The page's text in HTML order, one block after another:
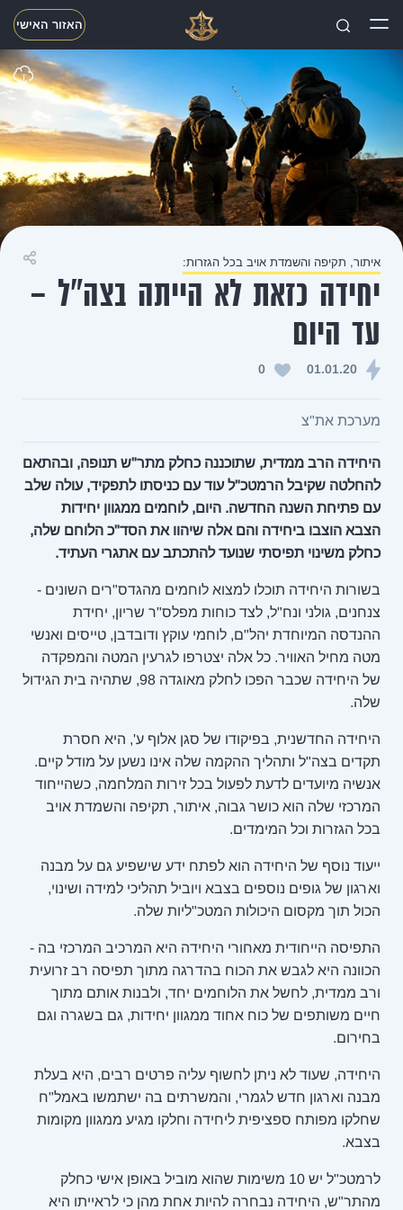
חפשו האזור האישי
איתור, תקיפה והשמדת אויב בכל הגזרות:
יחידה כזאת לא הייתה בצה"ל -
עד היום
01.01.20
0
מערכת את"צ
היחידה הרב ממדית, שתוכננה כחלק מתר"ש תנופה, ובהתאם
להחלטה שקיבל הרמטכ"ל עוד עם כניסתו לתפקיד, עולה שלב
עם פתיחת השנה החדשה. היום, לוחמים ממגוון יחידות
הצבא הוצבו ביחידה והם אלה שיהוו את הסד"כ הלוחם שלה,
כחלק משינוי תפיסתי שנועד להתכתב עם אתגרי העתיד.
בשורות היחידה תוכלו למצוא לוחמים מהגדס"רים השונים -
צנחנים, גולני ונח"ל, לצד כוחות מפלס"ר שריון, יחידת
ההנדסה המיוחדת יהל"ם, לוחמי עוקץ ודובדבן, טייסים ואנשי
מטה מחיל האוויר. כל אלה יצטרפו לגרעין המטה והמפקדה
של היחידה שכבר הפכו לחלק מאוגדה 98, שתהיה בית הגידול
שלה.
היחידה החדשנית, בפיקודו של סגן אלוף ע', היא חסרת
תקדים בצה"ל ותהליך ההקמה שלה אינו נשען על מודל קיים.
אנשיה מיועדים לדעת לפעול בכל זירות המלחמה, כשהייחוד
המרכזי שלה הוא כושר גבוה, איתור, תקיפה והשמדת אויב
בכל הגזרות וכל המימדים.
ייעוד נוסף של היחידה הוא לפתח ידע שישפיע גם על מבנה
וארגון של גופים נוספים בצבא ויוביל תהליכי למידה ושינוי,
הכול תוך מקסום היכולות המטכ"ליות שלה.
התפיסה הייחודית מאחורי היחידה היא המרכיב המרכזי בה -
הכוונה היא לגבש את הכוח בהדרגה מתוך תפיסה רב זרועית
ורב ממדית, לחשל את הלוחמים יחד, ולבנות אותם מתוך
חיים משותפים של כוח אחוד ממגוון יחידות, גם בשגרה וגם
בחירום.
היחידה, שעוד לא ניתן לחשוף עליה פרטים רבים, היא בעלת
מבנה וארגון חדש לגמרי, והמשרתים בה ישתמשו באמל"ח
שחלקו מפותח ספציפית ליחידה וחלקו מגיע ממגוון מקומות
בצבא.
לרמטכ"ל יש 10 משימות שהוא מוביל באופן אישי כחלק
מהתר"ש, היחידה נבחרה להיות אחת מהן כי לראייתו היא